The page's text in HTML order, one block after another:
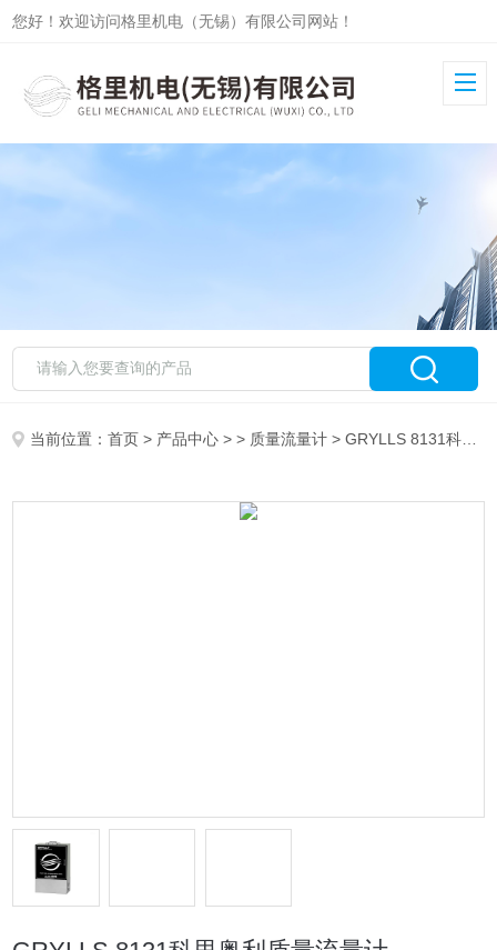
您好！欢迎访问格里机电（无锡）有限公司网站！
当前位置：首页 > 产品中心 > > 质量流量计 > GRYLLS 8131科里奥利质量流量计